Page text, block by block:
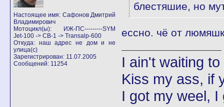
Настоящее имя: Сафонов Дмитрий
Владимирович
Мотоцикл(ы): ИЖ-ПС---------SYM
Jet-100 -> CB-1 -> Transalp-600
Откуда: наш адрес не дом и не
улица(с)
Зарегистрирован: 11.07.2005
Сообщений: 11254
блестяшие, но
ессно. чё от
I ain't waiting
Kiss my ass, if
I got my weel,